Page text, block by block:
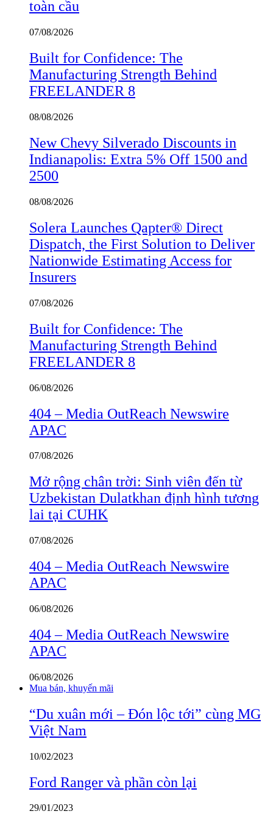
toàn cầu
07/08/2026
Built for Confidence: The
Manufacturing Strength Behind
FREELANDER 8
08/08/2026
New Chevy Silverado Discounts in
Indianapolis: Extra 5% Off 1500 and
2500
08/08/2026
Solera Launches Qapter® Direct
Dispatch, the First Solution to Deliver
Nationwide Estimating Access for
Insurers
07/08/2026
Built for Confidence: The
Manufacturing Strength Behind
FREELANDER 8
06/08/2026
404 – Media OutReach Newswire
APAC
07/08/2026
Mở rộng chân trời: Sinh viên đến từ
Uzbekistan Dulatkhan định hình tương
lai tại CUHK
07/08/2026
404 – Media OutReach Newswire
APAC
06/08/2026
404 – Media OutReach Newswire
APAC
06/08/2026
Mua bán, khuyến mãi
“Du xuân mới – Đón lộc tới” cùng MG
Việt Nam
10/02/2023
Ford Ranger và phần còn lại
29/01/2023